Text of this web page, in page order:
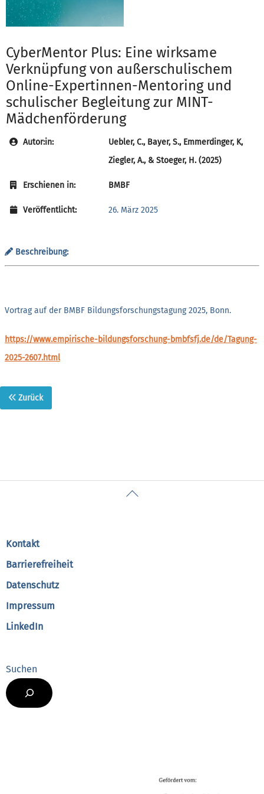
CyberMentor Plus: Eine wirksame
Verknüpfung von außerschulischem
Online-Expertinnen-Mentoring und
schulischer Begleitung zur MINT-
Mädchenförderung
Autor:in:
Uebler, C., Bayer, S., Emmerdinger, K,
Ziegler, A., & Stoeger, H. (2025)
Erschienen in: BMBF
Veröffentlicht: 26. März 2025
Beschreibung:
Vortrag auf der BMBF Bildungsforschungstagung 2025, Bonn.
https://www.empirische-bildungsforschung-bmbfsfj.de/de/Tagung-
2025-2607.html
Zurück
Back
Kontakt
Barrierefreiheit
Datenschutz
Impressum
LinkedIn
Suchen